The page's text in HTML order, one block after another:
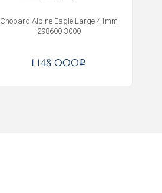
Chopard Alpine Eagle Large 41mm
298600-3000
1 148 000i